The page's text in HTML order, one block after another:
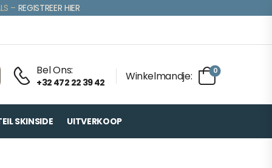
– REGISTREER HIER
Bel Ons:
+32 472 22 39 42 Winkelmandje: 0
SKINSIDE UITVERKOOP